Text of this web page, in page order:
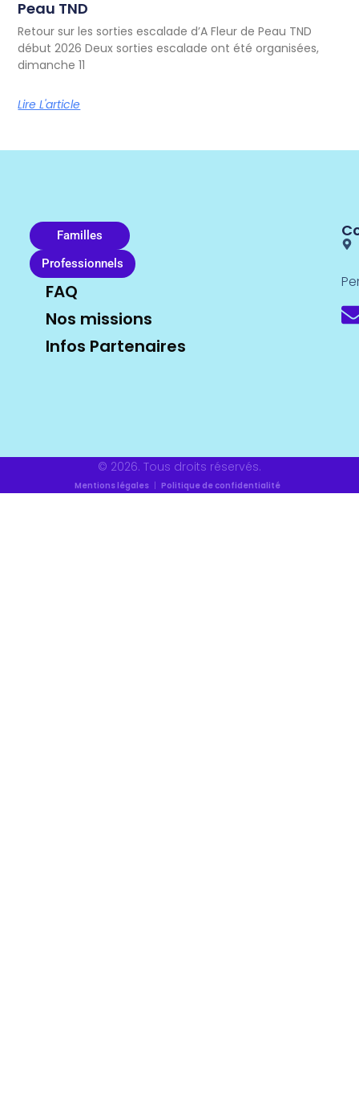
Peau TND
Retour sur les sorties escalade d’A Fleur de Peau TND
début 2026 Deux sorties escalade ont été organisées,
dimanche 11
Lire L'article
Familles
Professionnels
FAQ
Nos missions
Infos Partenaires
© 2026. Tous droits réservés.
Mentions légales| Politique de confidentialité